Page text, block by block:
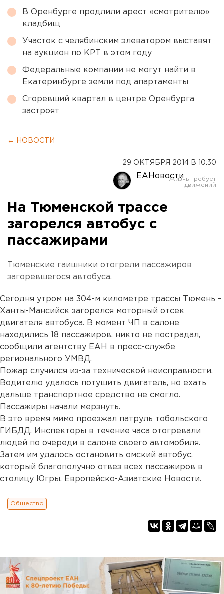
В Оренбурге продлили арест «смотрителю»
кладбищ
Участок с челябинским элеватором выставят
на аукцион по КРТ в этом году
Федеральные компании не могут найти в
Екатеринбурге земли под апартаменты
Сгоревший квартал в центре Оренбурга
застроят
← НОВОСТИ
29 ОКТЯБРЯ 2014 В 10:30
ЕАНовости
На Тюменской трассе
загорелся автобус с
пассажирами
Тюменские гаишники отогрели пассажиров
загоревшегося автобуса.
Сегодня утром на 304-м километре трассы Тюмень –
Ханты-Мансийск загорелся моторный отсек
двигателя автобуса. В момент ЧП в салоне
находились 18 пассажиров, никто не пострадал,
сообщили агентству ЕАН в пресс-службе
регионального УМВД.
Пожар случился из-за технической неисправности.
Водителю удалось потушить двигатель, но ехать
дальше транспортное средство не смогло.
Пассажиры начали мерзнуть.
В это время мимо проезжал патруль тобольского
ГИБДД. Инспекторы в течение часа отогревали
людей по очереди в салоне своего автомобиля.
Затем им удалось остановить омский автобус,
который благополучно отвез всех пассажиров в
столицу Югры. Европейско-Азиатские Новости.
Общество